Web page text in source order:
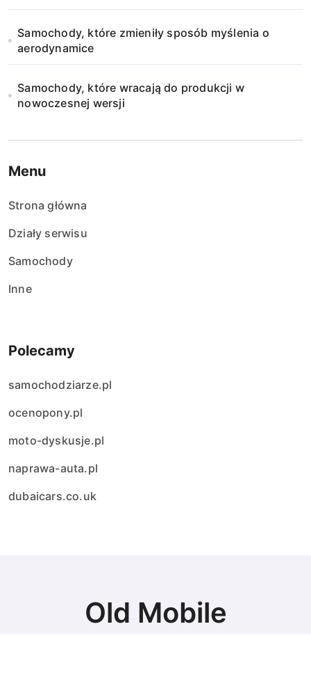
Samochody, które zmieniły sposób myślenia o
aerodynamice
Samochody, które wracają do produkcji w
nowoczesnej wersji
Menu
Strona główna
Działy serwisu
Samochody
Inne
Polecamy
samochodziarze.pl
ocenopony.pl
moto-dyskusje.pl
naprawa-auta.pl
dubaicars.co.uk
Old Mobile